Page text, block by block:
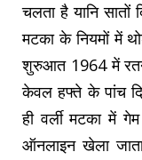
चलता है यानि
मटका के नियमों में
शुरुआत 1964 में
केवल हफ्ते के पांच
ही वर्ली मटका में
ऑनलाइन खेला